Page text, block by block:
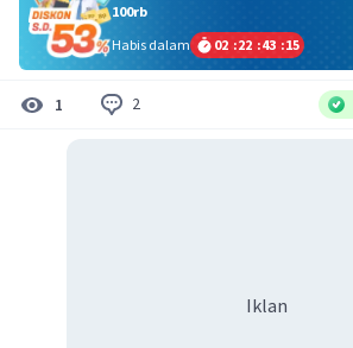
100rb
Habis dalam
02 :22 :43 :14
1 2
Iklan